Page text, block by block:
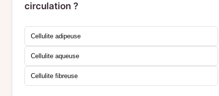
circulation ?
Cellulite adipeuse
Cellulite aqueuse
Cellulite fibreuse